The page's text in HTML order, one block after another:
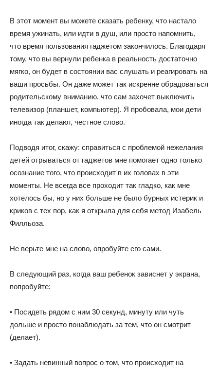
В этот момент вы можете сказать ребенку, что настало
время ужинать, или идти в душ, или просто напомнить,
что время пользования гаджетом закончилось. Благодаря
тому, что вы вернули ребенка в реальность достаточно
мягко, он будет в состоянии вас слушать и реагировать на
ваши просьбы. Он даже может так искренне обрадоваться
родительскому вниманию, что сам захочет выключить
телевизор (планшет, компьютер). Я пробовала, мои дети
иногда так делают, честное слово.
Подводя итог, скажу: справиться с проблемой нежелания
детей отрываться от гаджетов мне помогает одно только
осознание того, что происходит в их головах в эти
моменты. Не всегда все проходит так гладко, как мне
хотелось бы, но у них больше не было бурных истерик и
криков с тех пор, как я открыла для себя метод Изабель
Филльоза.
Не верьте мне на слово, опробуйте его сами.
В следующий раз, когда ваш ребенок зависнет у экрана,
попробуйте:
• Посидеть рядом с ним 30 секунд, минуту или чуть
дольше и просто понаблюдать за тем, что он смотрит
(делает).
• Задать невинный вопрос о том, что происходит на